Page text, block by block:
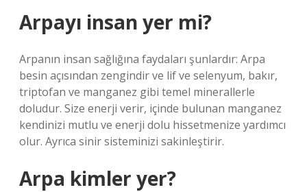
Arpayı insan yer mi?
Arpanın insan sağlığına faydaları şunlardır: Arpa
besin açısından zengindir ve lif ve selenyum, bakır,
triptofan ve manganez gibi temel minerallerle
doludur. Size enerji verir, içinde bulunan manganez
kendinizi mutlu ve enerji dolu hissetmenize yardımcı
olur. Ayrıca sinir sisteminizi sakinleştirir.
Arpa kimler yer?